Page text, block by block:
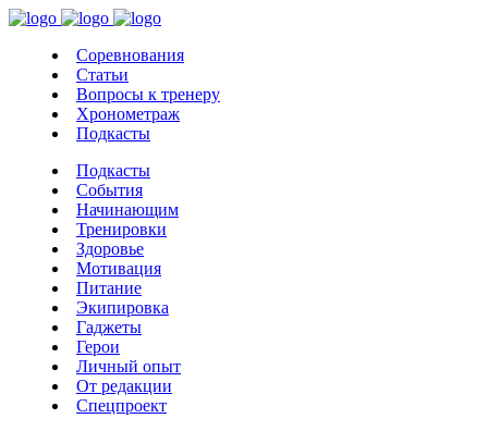
Соревнования
Статьи
Вопросы к тренеру
Хронометраж
Подкасты
Подкасты
События
Начинающим
Тренировки
Здоровье
Мотивация
Питание
Экипировка
Гаджеты
Герои
Личный опыт
От редакции
Спецпроект